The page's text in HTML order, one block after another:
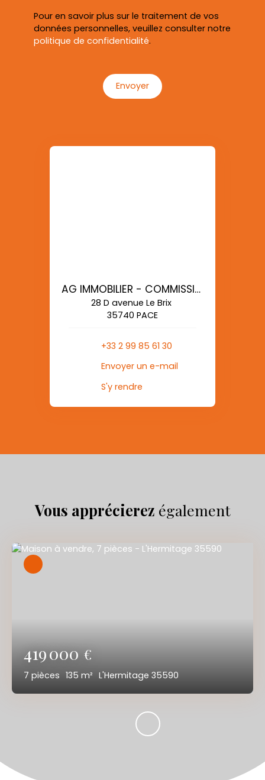
Pour en savoir plus sur le traitement de vos
données personnelles, veuillez consulter notre
politique de confidentialité.
Envoyer
AG IMMOBILIER - COMMISSIONS REDUITES
28 D avenue Le Brix
35740 PACE
+33 2 99 85 61 30
Envoyer un e-mail
S'y rendre
Vous apprécierez également
419 000€
7 pièces 135 m² L'Hermitage 35590